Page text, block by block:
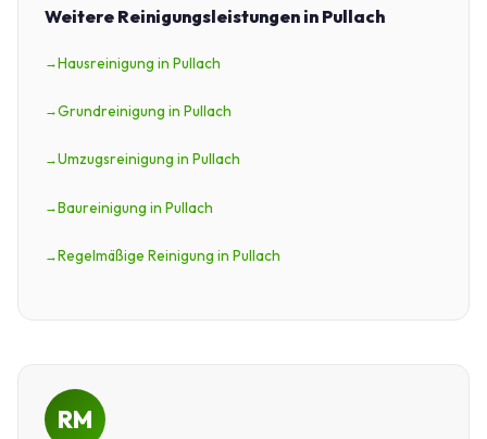
Weitere Reinigungsleistungen in Pullach
Hausreinigung in Pullach
Grundreinigung in Pullach
Umzugsreinigung in Pullach
Baureinigung in Pullach
Regelmäßige Reinigung in Pullach
RM